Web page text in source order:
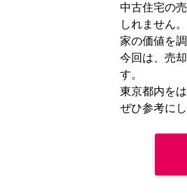
中古住宅の
しれません。
家の価値を
今回は、売
す。
東京都内を
ぜひ参考に